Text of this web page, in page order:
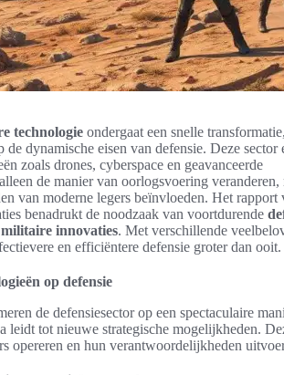
technologie ondergaat een snelle
dynamische eisen van defensie. Deze sector
zoals drones, cyberspace en geavanceerde
de manier van oorlogsvoering veranderen,
van moderne legers beïnvloeden. Het
benadrukt de noodzaak van voortdurende
innovaties. Met verschillende
en efficiëntere defensie groter dan ooit.
op defensie
de defensiesector op een spectaculaire
leidt tot nieuwe strategische mogelijkheden.
opereren en hun verantwoordelijkheden